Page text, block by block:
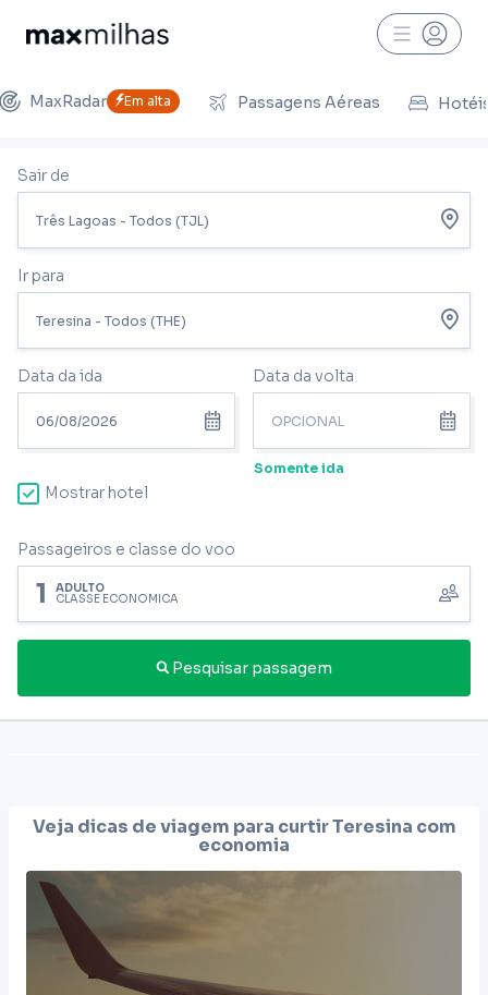
MaxRadar Em alta Passagens Aéreas
Sair de
Ir para
Data da ida Data da volta
Somente ida
Mostrar hotel
Passageiros e classe do voo
1 ADULTO
CLASSE ECONÔMICA
Pesquisar passagem
Veja dicas de viagem para curtirTeresina com
economia